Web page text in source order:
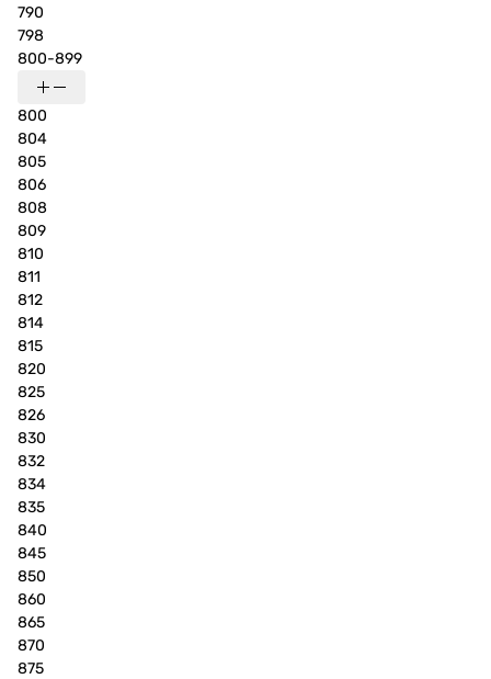
790
798
800-899
800
804
805
806
808
809
810
811
812
814
815
820
825
826
830
832
834
835
840
845
850
860
865
870
875